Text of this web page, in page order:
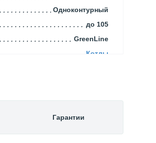
Одноконтурный
до 105
GreenLine
Котлы
Гарантии